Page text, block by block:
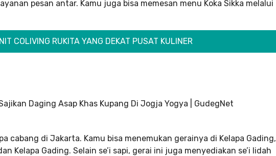
pesan antar. Kamu juga bisa memesan menu Koka Sikka melalui
COLIVING RUKITA YANG DEKAT PUSAT KULINER
cabang di Jakarta. Kamu bisa menemukan gerainya di Kelapa Gading,
Kelapa Gading. Selain se’i sapi, gerai ini juga menyediakan se’i lidah